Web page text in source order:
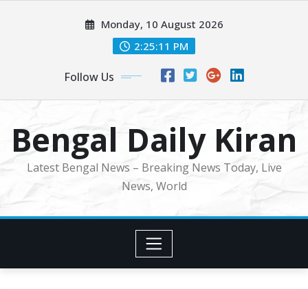
Monday, 10 August 2026
2:25:13 PM
Follow Us
Bengal Daily Kiran
Latest Bengal News – Breaking News Today, Live
News, World